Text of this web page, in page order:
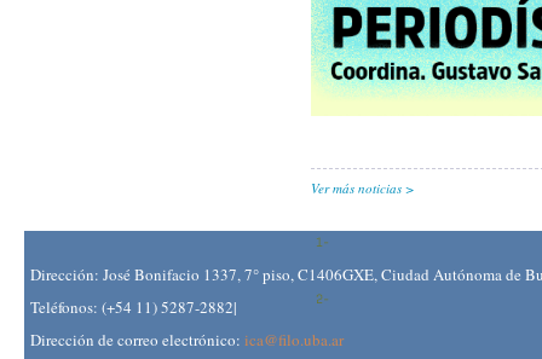
Ver más noticias
Dirección: José Bonifacio 1337, 7° piso, C1406GXE, Ciudad Autónoma de
Teléfonos: (+54 11) 5287-2882|
Dirección de correo electrónico: ica@filo.uba.ar